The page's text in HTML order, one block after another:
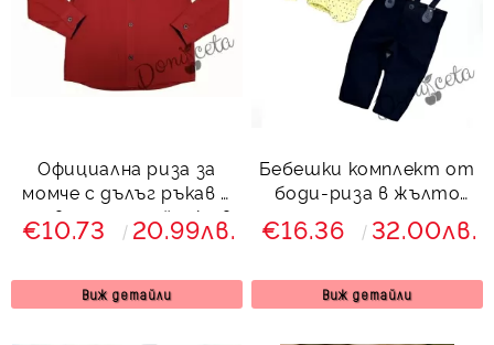
Официална риза за
момче с дълъг ръкав в
червено с папийонка в
тъмносиньо
€10.73 20.99лв.
Виж детайли
Бебешки комплект от
боди-риза в жълто
панталон, тиранти и
папийонка 7683478
€16.36 32.00лв.
Виж детайли